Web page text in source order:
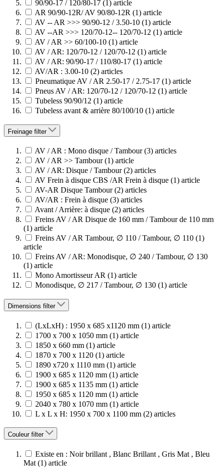
90/90-17 / 120/80-17 (1) article
AR 90/90-12R/ AV 90/80-12R (1) article
AV -- AR >>> 90/90-12 / 3.50-10 (1) article
AV --AR >>> 120/70-12-- 120/70-12 (1) article
AV / AR >> 60/100-10 (1) article
AV / AR: 120/70-12 / 120/70-12 (1) article
AV / AR: 90/90-17 / 110/80-17 (1) article
AV/AR : 3.00-10 (2) articles
Pneumatique AV / AR 2.50-17 / 2.75-17 (1) article
Pneus AV / AR: 120/70-12 / 120/70-12 (1) article
Tubeless 90/90/12 (1) article
Tubeless avant & arrière 80/100/10 (1) article
Freinage filter
AV / AR : Mono disque / Tambour (3) articles
AV / AR >> Tambour (1) article
AV / AR: Disque / Tambour (2) articles
AV Frein à disque CBS /AR Frein à disque (1) article
AV-AR Disque Tambour(2) articles
AV/AR : Frein à disque (3) articles
Avant / Arrière: à disque (2) articles
Freins AV / AR Disque de 160 mm / Tambour de 110 mm
(1) article
Freins AV / AR Tambour, ∅ 110 / Tambour, ∅ 110 (1)
article
Freins AV / AR: Monodisque, ∅ 240 / Tambour, ∅ 130
(1) article
Mono Amortisseur AR (1) article
Monodisque, ∅ 217 / Tambour, ∅ 130 (1) article
Dimensions filter
(LxLxH) : 1950 x 685 x1120 mm (1) article
1700 x 700 x 1050 mm (1) article
1850 x 660 mm (1) article
1870 x 700 x 1120 (1) article
1890 x720 x 1110 mm (1) article
1900 x 685 x 1120 mm (1) article
1900 x 685 x 1135 mm (1) article
1950 x 685 x 1120 mm (1) article
2040 x 780 x 1070 mm (1) article
L x L x H: 1950 x 700 x 1100 mm (2) articles
Couleur filter
Existe en : Noir brillant , Blanc Brillant , Gris Mat , Bleu
Mat (1) article